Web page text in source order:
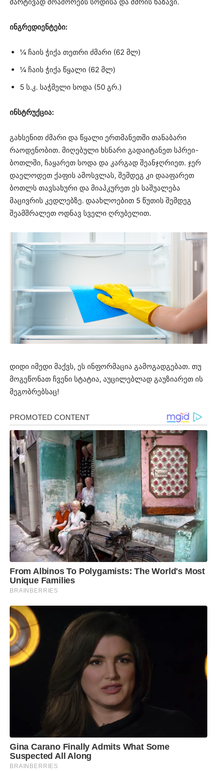
ინგრედიენტები:
¼ ჩაის ჭიქა თეთრი ძმარი (62 მლ)
¼ ჩაის ჭიქა წყალი (62 მლ)
5 ს.კ. საჭმელი სოდა (50 გრ.)
ინსტრუქცია:
გახსენით ძმარი და წყალი ერთმანეთში თანაბარი
რაოდენობით. მიღებული ხსნარი გადაიტანეთ სპრეი-
ბოთლში, ჩაყარეთ სოდა და კარგად შეანჯღრიეთ. ჯერ
დაელოდეთ ქაფის ამოსვლას, შემდეგ კი დააფარეთ
ბოთლს თავსახური და მიაპკურეთ ეს საშუალება
მაცივრის კედლებზე. დაახლოებით 5 წუთის შემდეგ
შეამშრალეთ ოდნავ სველი ღრუბელით.
დიდი იმედი მაქვს, ეს ინფორმაცია გამოგადგებათ. თუ
მოგეწონათ ჩვენი სტატია, აუცილებლად გაუზიარეთ ის
მეგობრებსაც!